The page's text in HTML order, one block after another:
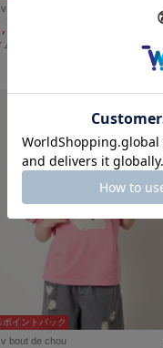
bout de chou
ムセール
ポイントバック
bout de chou